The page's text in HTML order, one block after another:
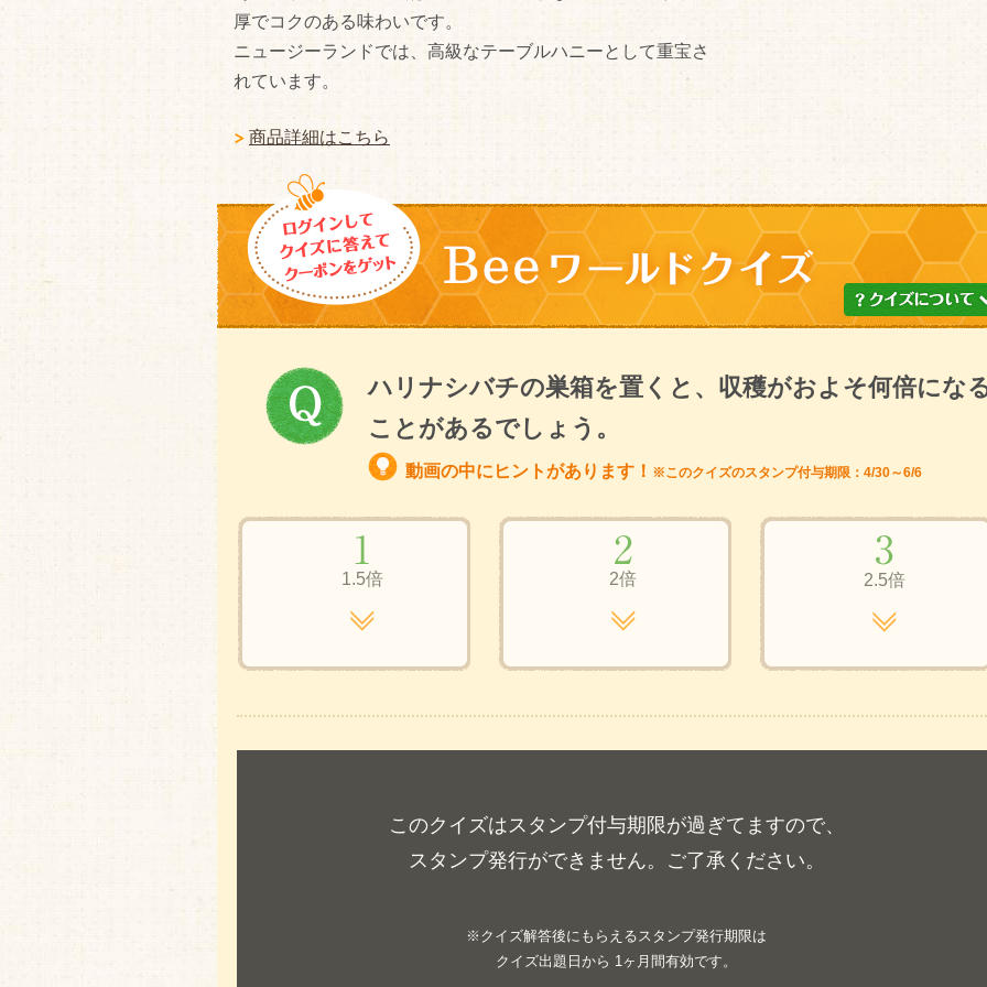
厚でコクのある味わいです。
ニュージーランドでは、高級なテーブルハニーとして重宝さ
れています。
商品詳細はこちら
ハリナシバチの巣箱を置くと、収穫がおよそ何倍にな
ことがあるでしょう。
動画の中にヒントがあります！ ※このクイズのスタンプ付与期限：4/30～6/6
1.5倍 2倍 2.5倍
このクイズはスタンプ付与期限が過ぎてますので、
スタンプ発行ができません。ご了承ください。
※クイズ解答後にもらえるスタンプ発行期限は
クイズ出題日から 1ヶ月間有効です。